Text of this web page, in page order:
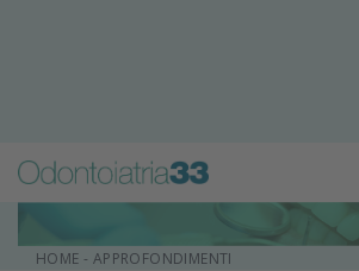
HOME - APPROFONDIMENTI